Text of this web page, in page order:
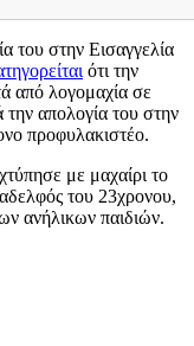
του στην Εισαγγελία
ότι την
από λογομαχία σε
απολογία του στην
προφυλακιστέο.
με μαχαίρι το
του 23χρονου,
ανήλικων παιδιών.